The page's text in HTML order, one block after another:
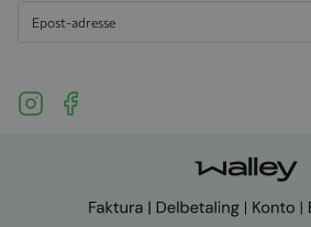
See our Instagram
See our Facebook